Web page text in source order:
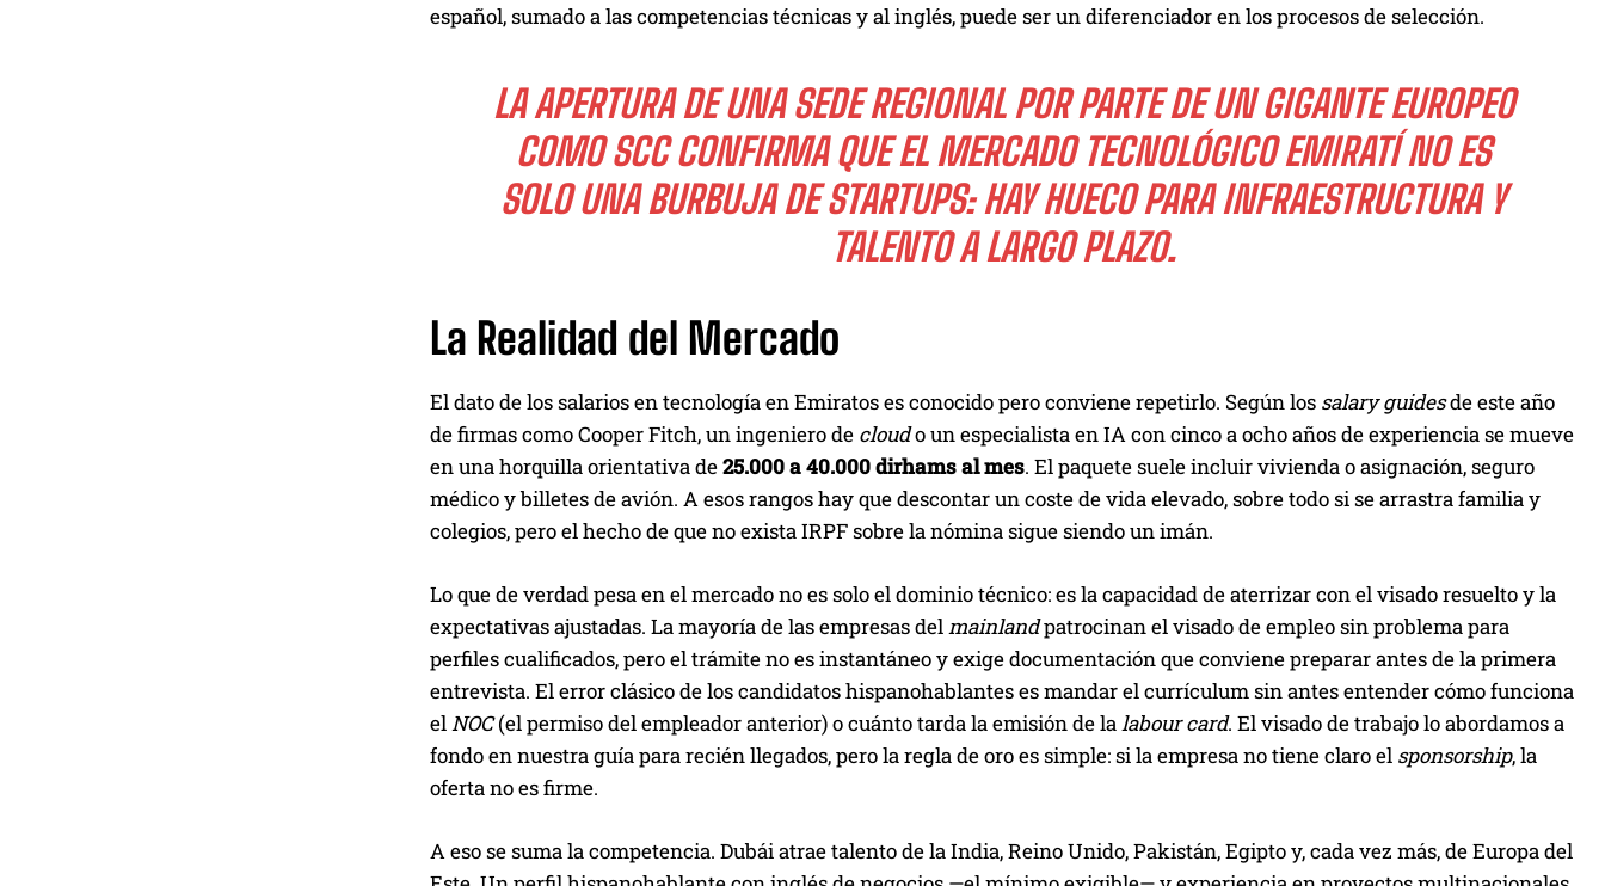
español, sumado a las competencias técnicas y al inglés, puede ser un diferenciador en los procesos de selección.
LA APERTURA DE UNA SEDE REGIONAL POR PARTE DE UN GIGANTE EUROPEO
COMO SCC CONFIRMA QUE EL MERCADO TECNOLÓGICO EMIRATÍ NO ES
SOLO UNA BURBUJA DESTARTUPS: HAY HUECO PARA INFRAESTRUCTURA Y
TALENTO A LARGO PLAZO.
La Realidad del Mercado
El dato de los salarios en tecnología en Emiratos es conocido pero conviene repetirlo. Según los salary guidesde este año
de firmas como Cooper Fitch, un ingeniero de cloudo un especialista en IA con cinco a ocho años de experiencia se mueve
en una horquilla orientativa de25.000 a 40.000 dirhams al mes. El paquete suele incluir vivienda o asignación, seguro
médico y billetes de avión. A esos rangos hay que descontar un coste de vida elevado, sobre todo si se arrastra familia y
colegios, pero el hecho de que no exista IRPF sobre la nómina sigue siendo un imán.
Lo que de verdad pesa en el mercado no es solo el dominio técnico: es la capacidad de aterrizar con el visado resuelto y la
expectativas ajustadas. La mayoría de las empresas delmainlandpatrocinan el visado de empleo sin problema para
perfiles cualificados, pero el trámite no es instantáneo y exige documentación que conviene preparar antes de la primera
entrevista. El error clásico de los candidatos hispanohablantes es mandar el currículum sin antes entender cómo funciona
elNOC(el permiso del empleador anterior) o cuánto tarda la emisión de lalabour card. El visado de trabajo lo abordamos a
fondo en nuestra guía para recién llegados, pero la regla de oro es simple: si la empresa no tiene claro el sponsorship, la
oferta no es firme.
A eso se suma la competencia. Dubái atrae talento de la India, Reino Unido, Pakistán, Egipto y, cada vez más, de Europa del